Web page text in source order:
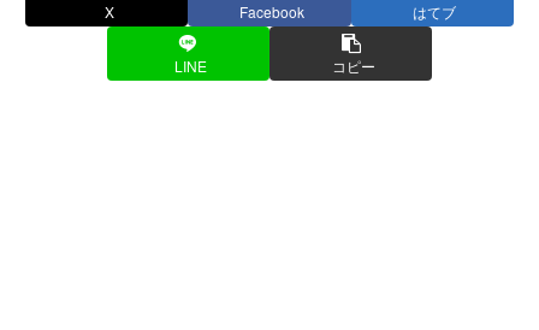
X Facebook はてブ
LINE コピー